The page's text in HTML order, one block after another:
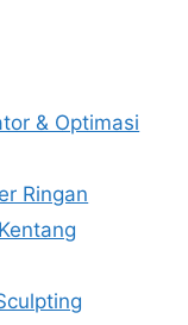
& Optimasi
Ringan